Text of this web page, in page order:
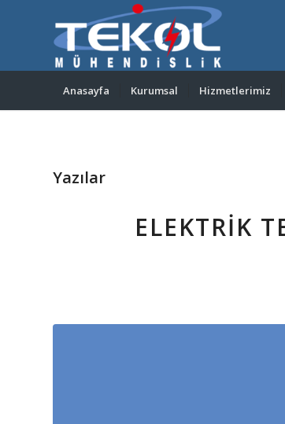
Anasayfa Kurumsal Hizmetlerimiz
Yazılar
ELEKTRIK